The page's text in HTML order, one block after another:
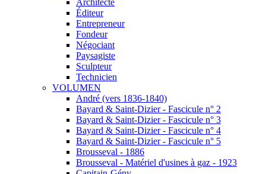
Architecte
Éditeur
Entrepreneur
Fondeur
Négociant
Paysagiste
Sculpteur
Technicien
VOLUMEN
André (vers 1836-1840)
Bayard & Saint-Dizier - Fascicule n° 2
Bayard & Saint-Dizier - Fascicule n° 3
Bayard & Saint-Dizier - Fascicule n° 4
Bayard & Saint-Dizier - Fascicule n° 5
Brousseval - 1886
Brousseval - Matériel d'usines à gaz - 1923